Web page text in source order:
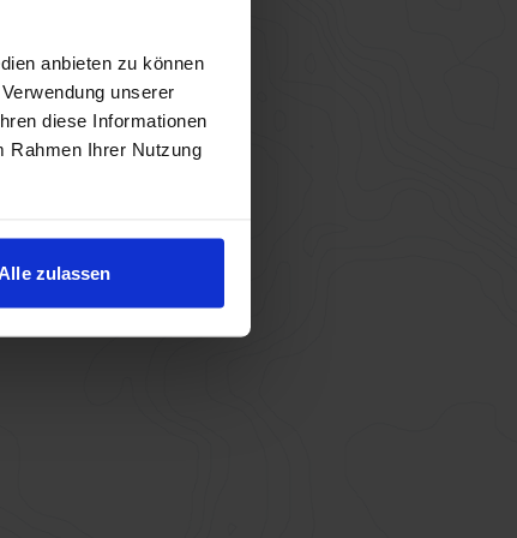
anbieten zu können
unserer
diese Informationen
Rahmen Ihrer Nutzung
zulassen